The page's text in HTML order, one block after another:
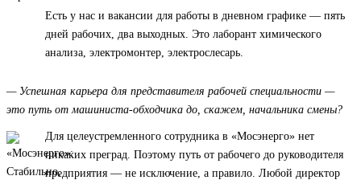
Есть у нас и вакансии для работы в дневном графике — пять
дней рабочих, два выходных. Это лаборант химического
анализа, электромонтер, электрослесарь.
— Успешная карьера для представителя рабочей специальности —
это путь от машиниста-обходчика до, скажем, начальника смены?
Для целеустремленного сотрудника в «Мосэнерго» нет
никаких преград. Поэтому путь от рабочего до руководителя
предприятия — не исключение, а правило. Любой директор